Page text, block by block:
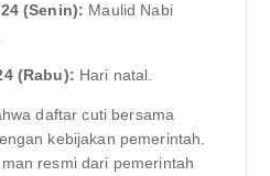
(Senin): Maulid Nabi
(Rabu): Hari natal.
daftar cuti bersama
kebijakan pemerintah.
resmi dari pemerintah